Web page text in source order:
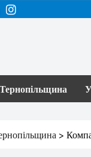
Тернопільщина
>